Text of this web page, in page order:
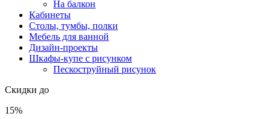
На балкон
Кабинеты
Столы, тумбы, полки
Мебель для ванной
Дизайн-проекты
Шкафы-купе с рисунком
Пескоструйный рисунок
Скидки до
15%